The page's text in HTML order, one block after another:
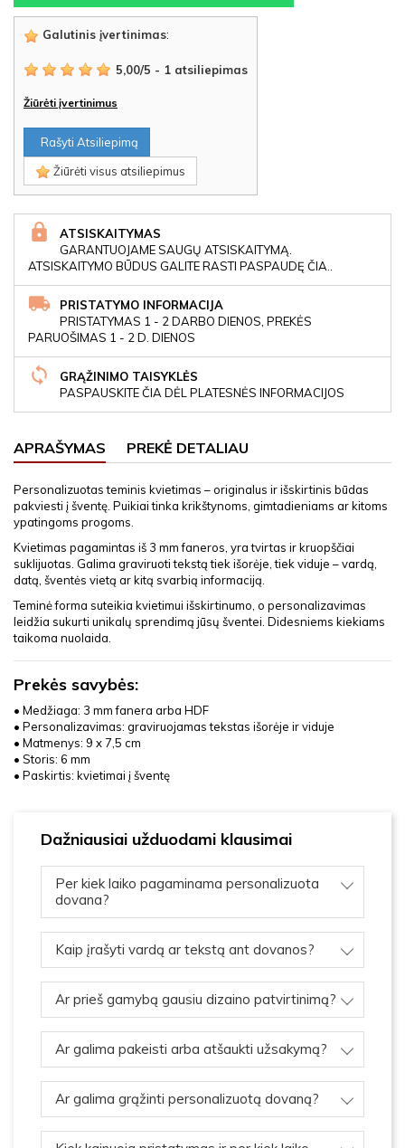
Galutinis įvertinimas:
5,00/5 - 1 atsiliepimas
Žiūrėti įvertinimus
Rašyti Atsiliepimą
Žiūrėti visus atsiliepimus
ATSISKAITYMAS
GARANTUOJAME SAUGŲ ATSISKAITYMĄ.
ATSISKAITYMO BŪDUS GALITE RASTI PASPAUDĘ ČIA..
PRISTATYMO INFORMACIJA
PRISTATYMAS 1 - 2 DARBO DIENOS, PREKĖS
PARUOŠIMAS 1 - 2 D. DIENOS
GRĄŽINIMO TAISYKLĖS
PASPAUSKITE ČIA DĖL PLATESNĖS INFORMACIJOS
APRAŠYMAS PREKĖ DETALIAU
Personalizuotas teminis kvietimas – originalus ir išskirtinis būdas
pakviesti į šventę. Puikiai tinka krikštynoms, gimtadieniams ar kitoms
ypatingoms progoms.
Kvietimas pagamintas iš 3 mm faneros, yra tvirtas ir kruopščiai
suklijuotas. Galima graviruoti tekstą tiek išorėje, tiek viduje – vardą,
datą, šventės vietą ar kitą svarbią informaciją.
Teminė forma suteikia kvietimui išskirtinumo, o personalizavimas
leidžia sukurti unikalų sprendimą jūsų šventei. Didesniems kiekiams
taikoma nuolaida.
Prekės savybės:
• Medžiaga: 3 mm fanera arba HDF
• Personalizavimas: graviruojamas tekstas išorėje ir viduje
• Matmenys: 9 x 7,5 cm
• Storis: 6 mm
• Paskirtis: kvietimai į šventę
Dažniausiai užduodami klausimai
Per kiek laiko pagaminama personalizuota
dovana?
Kaip įrašyti vardą ar tekstą ant dovanos?
Ar prieš gamybą gausiu dizaino patvirtinimą?
Ar galima pakeisti arba atšaukti užsakymą?
Ar galima grąžinti personalizuotą dovaną?